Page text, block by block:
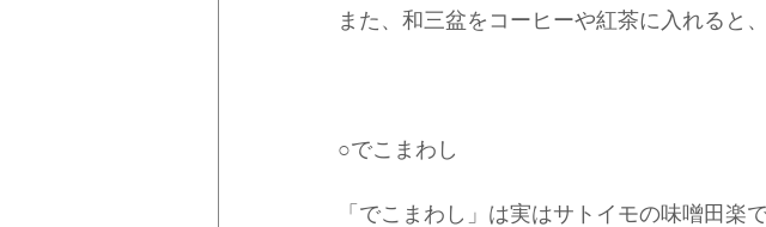
また、和三盆をコーヒーや紅茶に入れると
○でこまわし
「でこまわし」は実はサトイモの味噌田